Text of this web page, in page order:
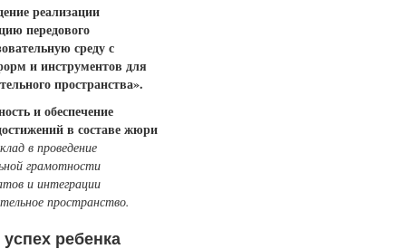
реализации
передового
среду с
и инструментов для
пространства».
и обеспечение
в составе жюри
в проведение
грамотности
и интеграции
пространство.
ребенка